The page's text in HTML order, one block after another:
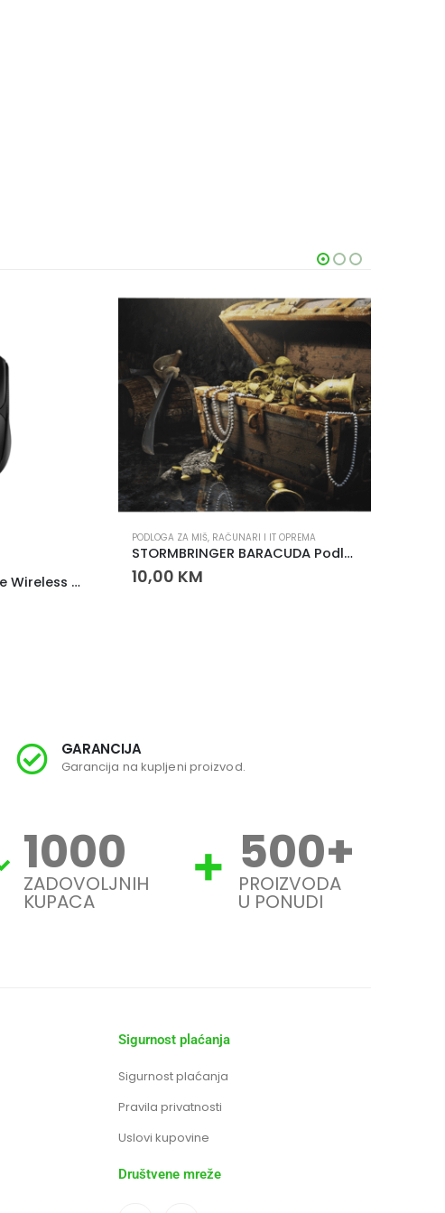
HyperX Pulsefire Fuse Wireless Gaming Miš
PODLOGA ZA MIŠ, RAČUNARI I IT OPREMA
STORMBRINGER BARACUDA Podloga za miš
10,00 KM
GARANCIJA
Garancija na kupljeni proizvod.
1000
ZADOVOLJNIH
KUPACA
500+
PROIZVODA
U PONUDI
Sigurnost plaćanja
Sigurnost plaćanja
Pravila privatnosti
Uslovi kupovine
Društvene mreže